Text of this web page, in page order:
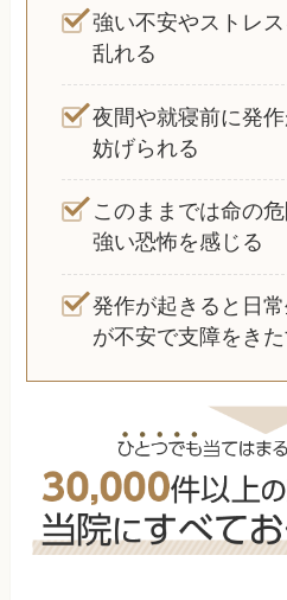
強い不安やストレ
乱れる
夜間や就寝前に発
妨げられる
このままでは命の
強い恐怖を感じる
発作が起きると日
が不安で支障をき